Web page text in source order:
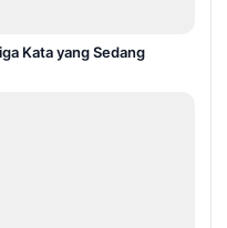
Kata yang Sedang